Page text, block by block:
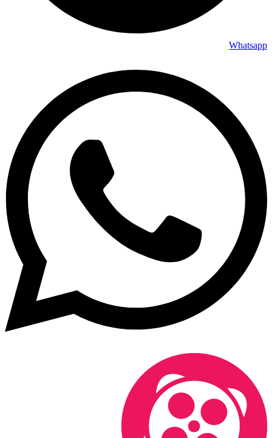
Whatsapp